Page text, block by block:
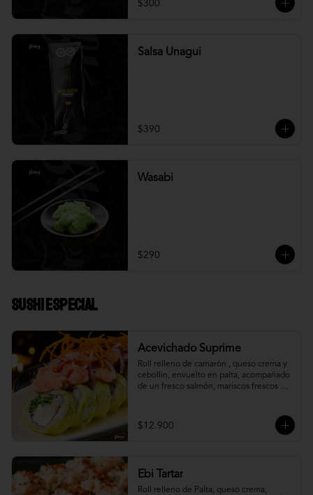
$300
Salsa Unagui
$390
Wasabi
$290
Sushi Especial
Acevichado Suprime
Roll relleno de camarón , queso crema y
cebollín, envuelto en palta, acompañado
de un fresco salmón, mariscos frescos en
$12.900
Ebi Tartar
Roll relleno de Palta, queso crema,